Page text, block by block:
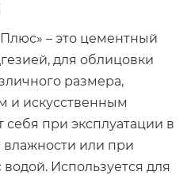
– это цементный
для облицовки
размера,
и искусственным
при эксплуатации в
или при
Используется для